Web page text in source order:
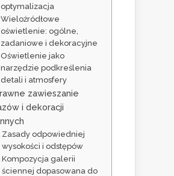
optymalizacja
Wieloźródłowe
oświetlenie: ogólne,
zadaniowe i dekoracyjne
Oświetlenie jako
narzędzie podkreślenia
detali i atmosfery
zawieszanie
i dekoracji
Zasady odpowiedniej
wysokości i odstępów
Kompozycja galerii
ściennej dopasowana do